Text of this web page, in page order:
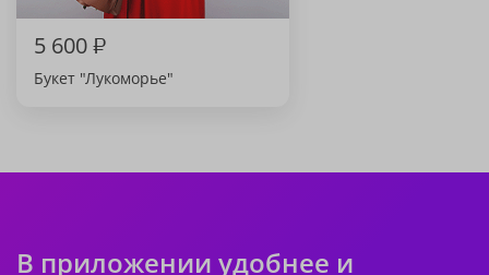
5 600₽
Букет "Лукоморье"
В приложении удобнее и